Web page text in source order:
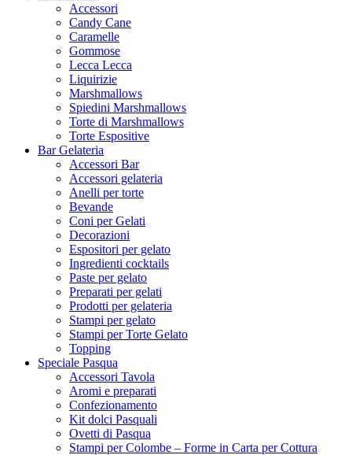
Accessori
Candy Cane
Caramelle
Gommose
Lecca Lecca
Liquirizie
Marshmallows
Spiedini Marshmallows
Torte di Marshmallows
Torte Espositive
Bar Gelateria
Accessori Bar
Accessori gelateria
Anelli per torte
Bevande
Coni per Gelati
Decorazioni
Espositori per gelato
Ingredienti cocktails
Paste per gelato
Preparati per gelati
Prodotti per gelateria
Stampi per gelato
Stampi per Torte Gelato
Topping
Speciale Pasqua
Accessori Tavola
Aromi e preparati
Confezionamento
Kit dolci Pasquali
Ovetti di Pasqua
Stampi per Colombe – Forme in Carta per Cottura